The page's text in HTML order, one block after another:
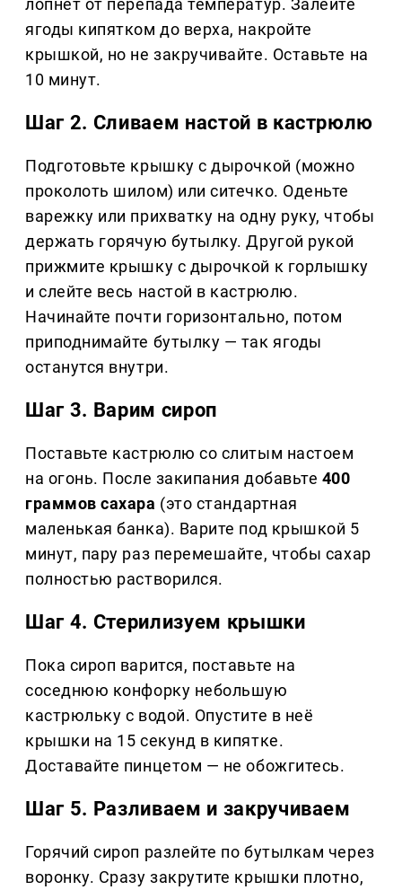
лопнет от перепада температур. Залейте
ягоды кипятком до верха, накройте
крышкой, но не закручивайте. Оставьте на
10 минут.
Шаг 2. Сливаем настой в кастрюлю
Подготовьте крышку с дырочкой (можно
проколоть шилом) или ситечко. Оденьте
варежку или прихватку на одну руку, чтобы
держать горячую бутылку. Другой рукой
прижмите крышку с дырочкой к горлышку
и слейте весь настой в кастрюлю.
Начинайте почти горизонтально, потом
приподнимайте бутылку — так ягоды
останутся внутри.
Шаг 3. Варим сироп
Поставьте кастрюлю со слитым настоем
на огонь. После закипания добавьте 400
граммов сахара (это стандартная
маленькая банка). Варите под крышкой 5
минут, пару раз перемешайте, чтобы сахар
полностью растворился.
Шаг 4. Стерилизуем крышки
Пока сироп варится, поставьте на
соседнюю конфорку небольшую
кастрюльку с водой. Опустите в неё
крышки на 15 секунд в кипятке.
Доставайте пинцетом — не обожгитесь.
Шаг 5. Разливаем и закручиваем
Горячий сироп разлейте по бутылкам через
воронку. Сразу закрутите крышки плотно,